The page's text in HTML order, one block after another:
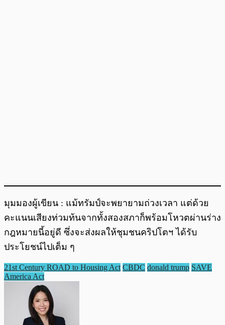
มุมมองผู้เขียน : แม้ทรัมป์จะพยายามถ่วงเวลา แต่ด้วย
คะแนนเสียงท่วมท้นจากทั้งสองสภาก็พร้อมโหวตผ่านร่าง
กฎหมายนี้อยู่ดี ซึ่งจะส่งผลให้ชุมชนคริปโตฯ ได้รับ
ประโยชน์ไปเต็ม ๆ
21st Century ROAD to Housing Act CBDC donald trump SAVE
America Act